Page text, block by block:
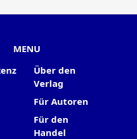
MENU
Über den
Verlag
Für Autoren
Für den
Handel